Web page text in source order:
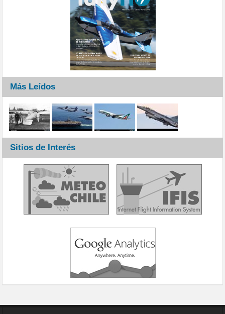
Más Leídos
Sitios de Interés